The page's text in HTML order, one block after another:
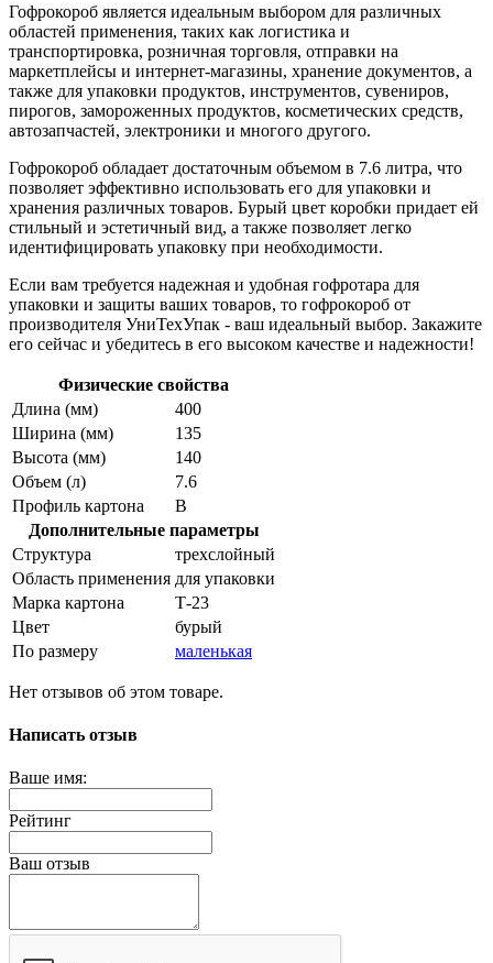
Гофрокороб является идеальным выбором для различных
областей применения, таких как логистика и
транспортировка, розничная торговля, отправки на
маркетплейсы и интернет-магазины, хранение документов, а
также для упаковки продуктов, инструментов, сувениров,
пирогов, замороженных продуктов, косметических средств,
автозапчастей, электроники и многого другого.
Гофрокороб обладает достаточным объемом в 7.6 литра, что
позволяет эффективно использовать его для упаковки и
хранения различных товаров. Бурый цвет коробки придает ей
стильный и эстетичный вид, а также позволяет легко
идентифицировать упаковку при необходимости.
Если вам требуется надежная и удобная гофротара для
упаковки и защиты ваших товаров, то гофрокороб от
производителя УниТехУпак - ваш идеальный выбор. Закажите
его сейчас и убедитесь в его высоком качестве и надежности!
Физические свойства
Длина (мм)
400
Ширина (мм)
135
Высота (мм)
140
Объем (л)
7.6
Профиль картона
В
Дополнительные параметры
Структура
трехслойный
Область применения для упаковки
Марка картона
Т-23
Цвет
бурый
По размеру
маленькая
Нет отзывов об этом товаре.
Написать отзыв
Ваше имя:
Рейтинг
Ваш отзыв